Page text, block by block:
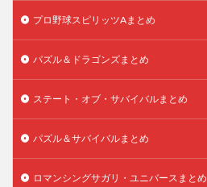
プロ野球スピリッツAまとめ
パズル＆ドラゴンズまとめ
ステート・オブ・サバイバルまとめ
パズル＆サバイバルまとめ
ロマンシングサガリ・ユニバースまとめ